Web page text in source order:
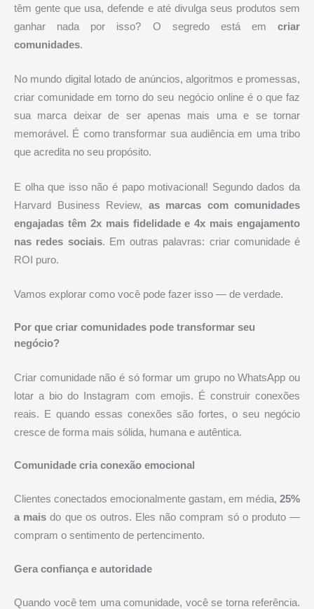
têm gente que usa, defende e até divulga seus produtos sem
ganhar nada por isso? O segredo está em criar
comunidades.
No mundo digital lotado de anúncios, algoritmos e promessas,
criar comunidade em torno do seu negócio online é o que faz
sua marca deixar de ser apenas mais uma e se tornar
memorável. É como transformar sua audiência em uma tribo
que acredita no seu propósito.
E olha que isso não é papo motivacional! Segundo dados da
Harvard Business Review, as marcas com comunidades
engajadas têm 2x mais fidelidade e 4x mais engajamento
nas redes sociais. Em outras palavras: criar comunidade é
ROI puro.
Vamos explorar como você pode fazer isso — de verdade.
Por que criar comunidades pode transformar seu
negócio?
Criar comunidade não é só formar um grupo no WhatsApp ou
lotar a bio do Instagram com emojis. É construir conexões
reais. E quando essas conexões são fortes, o seu negócio
cresce de forma mais sólida, humana e autêntica.
Comunidade cria conexão emocional
Clientes conectados emocionalmente gastam, em média, 25%
a mais do que os outros. Eles não compram só o produto —
compram o sentimento de pertencimento.
Gera confiança e autoridade
Quando você tem uma comunidade, você se torna referência.